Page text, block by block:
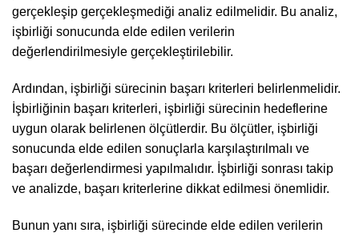
gerçekleşip gerçekleşmediği analiz edilmelidir. Bu analiz,
işbirliği sonucunda elde edilen verilerin
değerlendirilmesiyle gerçekleştirilebilir.
Ardından, işbirliği sürecinin başarı kriterleri belirlenmelidir.
İşbirliğinin başarı kriterleri, işbirliği sürecinin hedeflerine
uygun olarak belirlenen ölçütlerdir. Bu ölçütler, işbirliği
sonucunda elde edilen sonuçlarla karşılaştırılmalı ve
başarı değerlendirmesi yapılmalıdır. İşbirliği sonrası takip
ve analizde, başarı kriterlerine dikkat edilmesi önemlidir.
Bunun yanı sıra, işbirliği sürecinde elde edilen verilerin